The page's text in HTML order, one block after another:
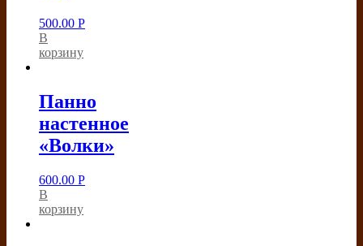
500.00 Р
В
корзину
Панно
настенное
«Волки»
600.00 Р
В
корзину